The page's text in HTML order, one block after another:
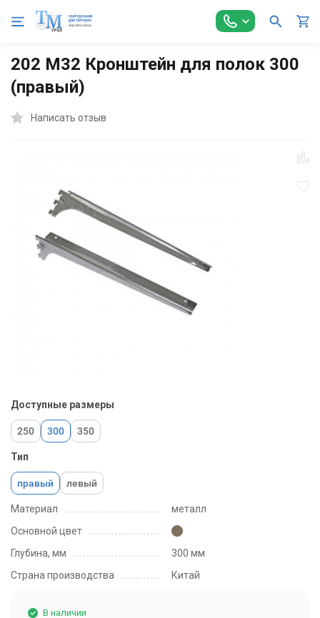
Главная Торговое оборудование Модульные системы
202 М32 Кронштейн для полок 300
(правый)
Написать отзыв
Материал
металл
Основной цвет
Глубина, мм
300 мм
Страна производства
Китай
Доступные размеры
250 300 350
Тип
правый левый
В наличии